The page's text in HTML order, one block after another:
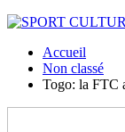
Accueil
Non classé
Togo: la FTC